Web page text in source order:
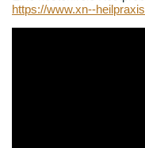
https://www.xn--